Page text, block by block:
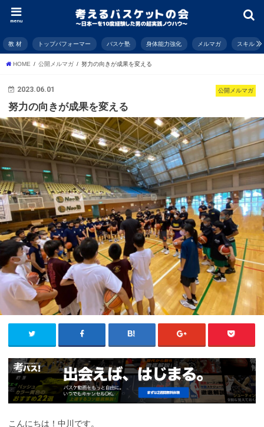
menu
教 材 トップパフォーマー バスケ塾 身体能力強化 メルマガ スキル
HOME 公開メルマガ 努力の向きが成果を変える
公開メルマガ
2023.06.01
努力の向きが成果を変える
こんにちは！中川です。